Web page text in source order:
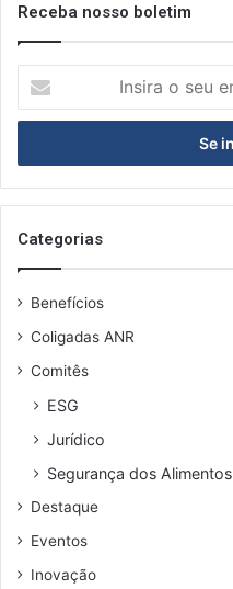
Receba nosso boletim
seu
de
email
Categorias
Benefícios
Coligadas ANR
Comitês
ESG
Jurídico
Segurança dos Alimentos
Destaque
Eventos
Inovação